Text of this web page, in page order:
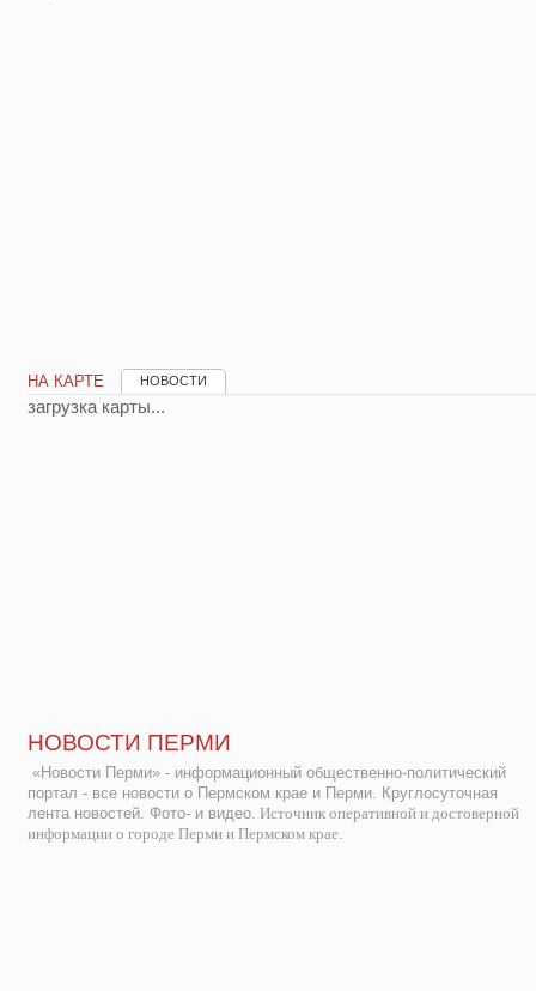
НА КАРТЕ НОВОСТИ
загрузка карты...
НОВОСТИ ПЕРМИ
«Новости Перми» - информационный общественно-политический
портал - все новости о Пермском крае и Перми. Круглосуточная
лента новостей. Фото- и видео. Источник оперативной и достоверной
информации о городе Перми и Пермском крае.